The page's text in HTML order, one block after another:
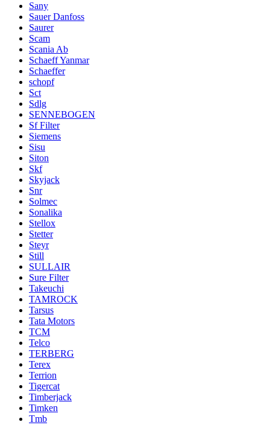
Sany
Sauer Danfoss
Saurer
Scam
Scania Ab
Schaeff Yanmar
Schaeffer
schopf
Sct
Sdlg
SENNEBOGEN
Sf Filter
Siemens
Sisu
Siton
Skf
Skyjack
Snr
Solmec
Sonalika
Stellox
Stetter
Steyr
Still
SULLAIR
Sure Filter
Takeuchi
TAMROCK
Tarsus
Tata Motors
TCM
Telco
TERBERG
Terex
Terrion
Tigercat
Timberjack
Timken
Tmb